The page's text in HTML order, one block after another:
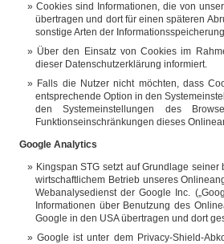
Cookies sind Informationen, die von
übertragen und dort für einen späteren
sonstige Arten der
Über den Einsatz von Cookies im
dieser Datenschutzerklärung informiert.
Falls die Nutzer nicht möchten, dass
entsprechende Option in den
den Systemeinstellungen des
Funktionseinschränkungen dieses
Google Analytics
Kingspan STG setzt auf Grundlage
wirtschaftlichem Betrieb unseres
Webanalysedienst der Google Inc.
Informationen über Benutzung des
Google in den USA übertragen und dort
Google ist unter dem Privacy-Shield-